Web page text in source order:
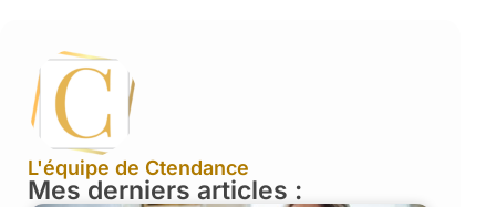
L'équipe de Ctendance
Mes derniers articles :